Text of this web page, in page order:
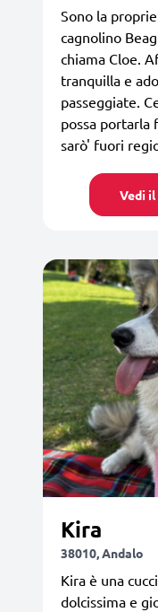
Sono la
cagnolino
chiama Cloe.
tranquilla e
passeggiate.
possa
sarò' fuori
Vedi
Kira
38010, Andalo
Kira è una
dolcissima e